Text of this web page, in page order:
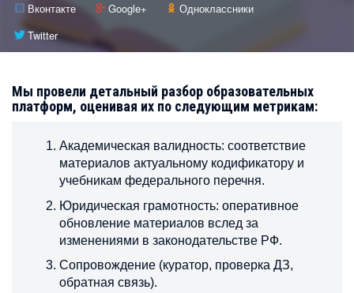
Вконтакте Google+
Одноклассники
Twitter
Мы провели детальный разбор образовательных
платформ, оценивая их по следующим метрикам:
Академическая валидность: соответствие
материалов актуальному кодификатору и
учебникам федерального перечня.
Юридическая грамотность: оперативное
обновление материалов вслед за
изменениями в законодательстве РФ.
Сопровождение (куратор, проверка ДЗ,
обратная связь).